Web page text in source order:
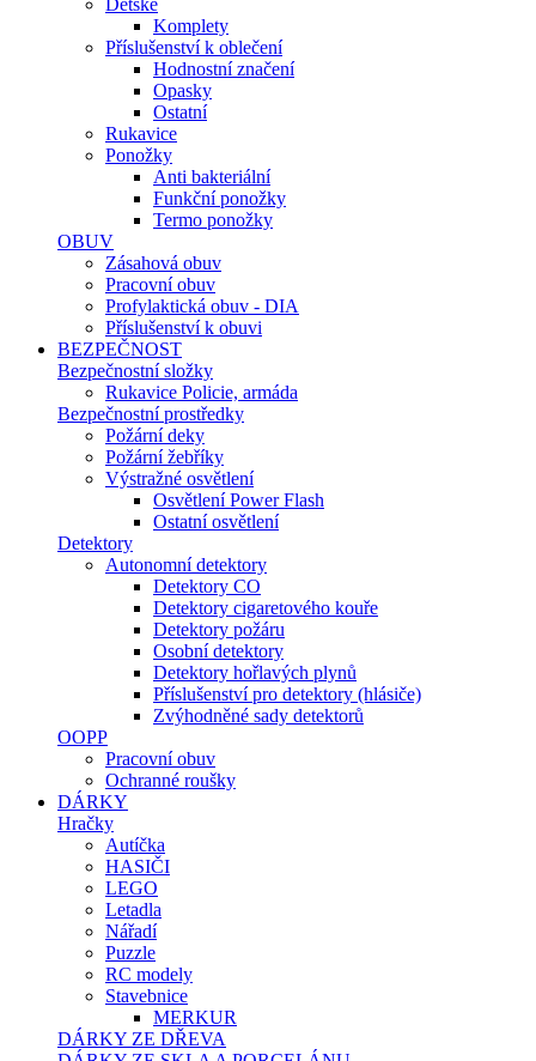
Dětské
Komplety
Příslušenství k oblečení
Hodnostní značení
Opasky
Ostatní
Rukavice
Ponožky
Anti bakteriální
Funkční ponožky
Termo ponožky
OBUV
Zásahová obuv
Pracovní obuv
Profylaktická obuv - DIA
Příslušenství k obuvi
BEZPEČNOST
Bezpečnostní složky
Rukavice Policie, armáda
Bezpečnostní prostředky
Požární deky
Požární žebříky
Výstražné osvětlení
Osvětlení Power Flash
Ostatní osvětlení
Detektory
Autonomní detektory
Detektory CO
Detektory cigaretového kouře
Detektory požáru
Osobní detektory
Detektory hořlavých plynů
Příslušenství pro detektory (hlásiče)
Zvýhodněné sady detektorů
OOPP
Pracovní obuv
Ochranné roušky
DÁRKY
Hračky
Autíčka
HASIČI
LEGO
Letadla
Nářadí
Puzzle
RC modely
Stavebnice
MERKUR
DÁRKY ZE DŘEVA